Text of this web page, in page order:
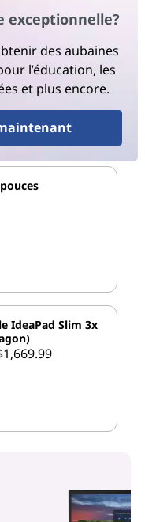
exceptionnelle?
des aubaines
l’éducation, les
et plus encore.
IdeaPad Slim 3x